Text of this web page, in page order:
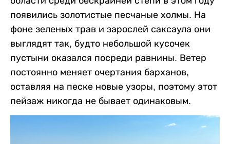
появились золотистые песчаные холмы. На
фоне зеленых трав и зарослей саксаула они
выглядят так, будто небольшой кусочек
пустыни оказался посреди равнины. Ветер
постоянно меняет очертания барханов,
оставляя на песке новые узоры, поэтому этот
пейзаж никогда не бывает одинаковым.